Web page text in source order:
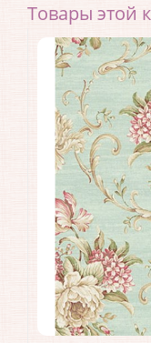
Товары этой